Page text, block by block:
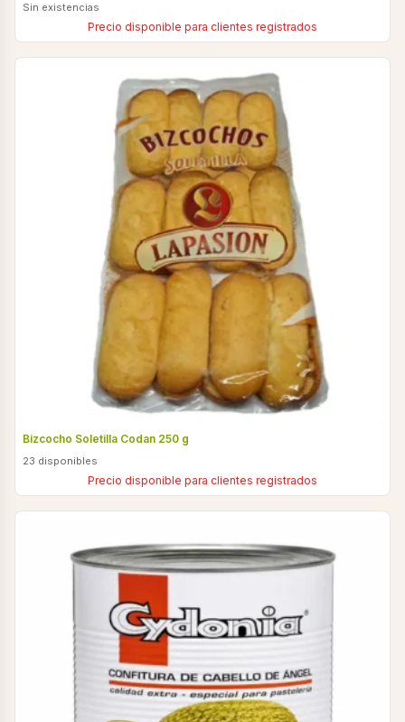
Sin existencias
Precio disponible para clientes registrados
Bizcocho Soletilla Codan 250 g
23 disponibles
Precio disponible para clientes registrados